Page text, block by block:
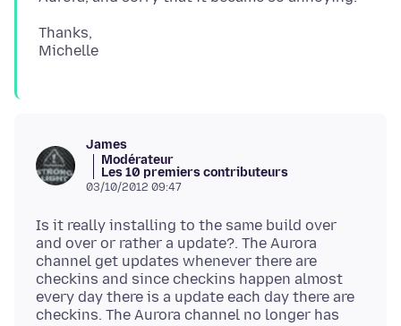
Thanks,
James
Modérateur
Les 10 premiers contributeurs
03/10/2012 09:47
Is it really installing to the same build over
and over or rather a update?. The Aurora
channel get updates whenever there are
checkins and since checkins happen almost
every day there is a update each day there are
checkins. The Aurora channel no longer has